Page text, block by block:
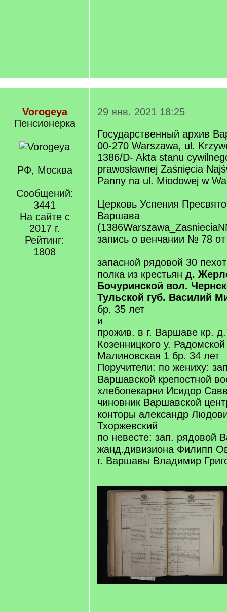
Vorogeya
Пенсионерка
РФ, Москва
Сообщений:
3441
На сайте с
2017 г.
Рейтинг:
1808
29 янв. 2021 18:25
Государственный архив
00-270 Warszawa, ul.
1386/D- Akta stanu
prawosławnej Zaśnięcia
Panny na ul. Miodowej w
Церковь Успения
Варшава
запись о венчании № 78
запасной рядовой 30
полка из крестьян д.
Бочуринской вол.
Тульской губ. Василий
бр. 35 лет
и
прожив. в г. Варшаве кр.
Козенницкого у.
Малиновская 1 бр. 34 лет
Поручители: по жениху:
Варшавской крепостной
хлебопекарни Исидор
чиновник Варшавской
конторы александр
Тхоржевский
по невесте: зап. рядовой
жанд.дивизиона Филипп
г. Варшавы Владимир